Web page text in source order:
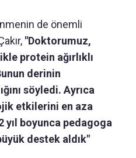
de önemli
"Doktorumuz,
protein ağırlıklı
derinin
söyledi. Ayrıca
etkilerini en aza
yıl boyunca pedagoga
destek aldık"